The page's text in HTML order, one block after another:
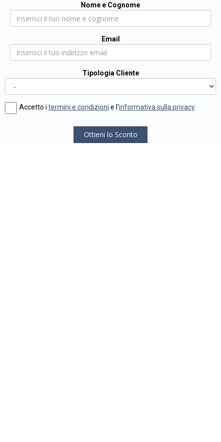
Nome e Cognome
Email
Tipologia Cliente
Accetto i termini e condizioni e l'informativa sulla privacy
Ottieni lo Sconto